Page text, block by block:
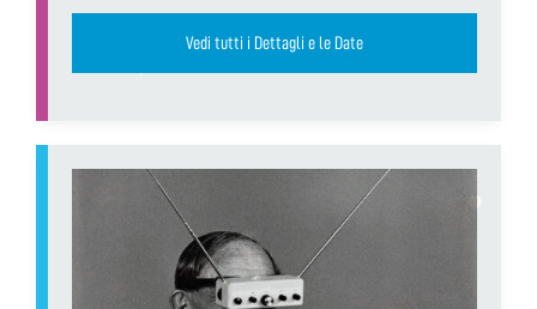
Vedi tutti i Dettagli e le Date